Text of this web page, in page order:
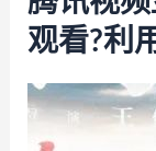
观看?利